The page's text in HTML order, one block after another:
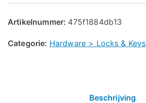
Artikelnummer: 475f1884db13
Categorie: Hardware > Locks & Keys
Beschrijving